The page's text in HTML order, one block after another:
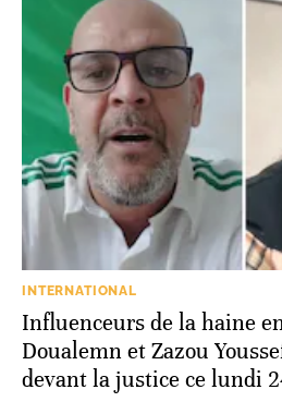
INTERNATIONAL
Influenceurs de la haine
Doualemn et Zazou
devant la justice ce lundi